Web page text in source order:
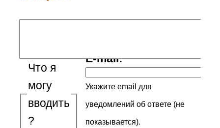
E-mail:
Укажите email для
уведомлений об ответе (не
показывается).
Что я
могу
вводить
?